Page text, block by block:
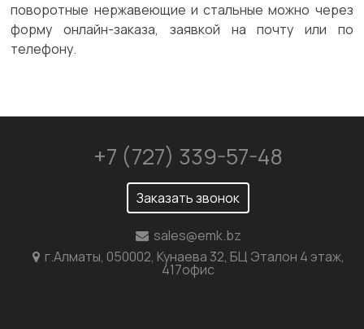
поворотные нержавеющие и стальные можно через
форму онлайн-заказа, заявкой на почту или по
телефону.
+7 (727) 339-57-48
Заказать звонок
sales@emk.bz
г.Алматы, 050002, Кунаева 32, БЦ Эталон 4 этаж,
417офис